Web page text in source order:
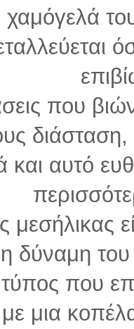
χαμόγελά
που
και αυτό
μεσήλικας
η δύναμη
που
με μια